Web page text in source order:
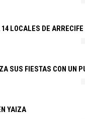
LOCALES DE ARRECIFE
SUS FIESTAS CON UN
YAIZA